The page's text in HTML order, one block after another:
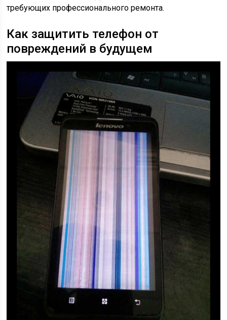
требующих профессионального ремонта.
Как защитить телефон от
повреждений в будущем